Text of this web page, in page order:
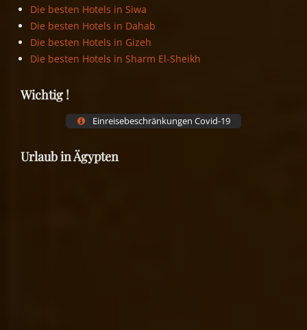
Die besten Hotels in Siwa
Die besten Hotels in Dahab
Die besten Hotels in Gizeh
Die besten Hotels in Sharm El-Sheikh
Wichtig !
Einreisebeschränkungen Covid-19
Urlaub in Ägypten